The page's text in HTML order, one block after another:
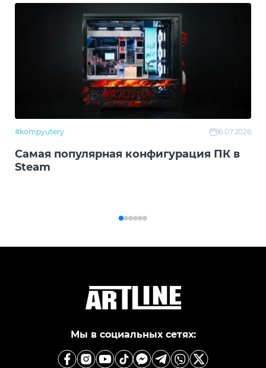
#kompyutery 16.07.2026
Самая популярная конфигурация ПК в
Steam
Мы в социальных сетях: